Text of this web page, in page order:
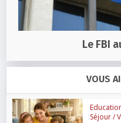
Le FBI
VOUS
Séjour /